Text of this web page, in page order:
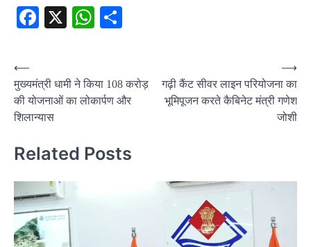
Facebook
X WhatsApp
Post
navigation
⟵
मुख्यमंत्री धामी ने किया 108 करोड़
की योजनाओं का लोकार्पण और
शिलान्यास
गढ़ी कैंट सीवर लाइन परियोजना का
भूमिपूजन करते कैबिनेट मंत्री गणेश
जोशी
⟶
Related Posts